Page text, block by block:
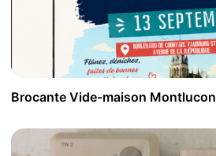
Brocante Vide-maison Montlucon